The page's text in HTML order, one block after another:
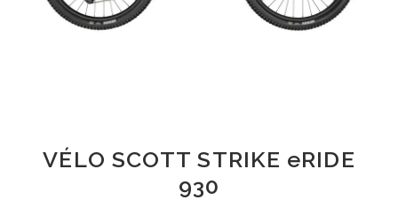
VÉLO SCOTT STRIKE eRIDE
930